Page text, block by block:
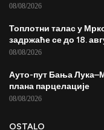
08/08/2026
Топлотни талас у
задржаће се до 18.
08/08/2026
Ауто-пут Бања
плана парцелације
08/08/2026
OSTALO